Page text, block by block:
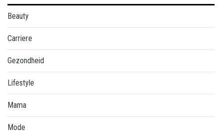
Beauty
Carriere
Gezondheid
Lifestyle
Mama
Mode